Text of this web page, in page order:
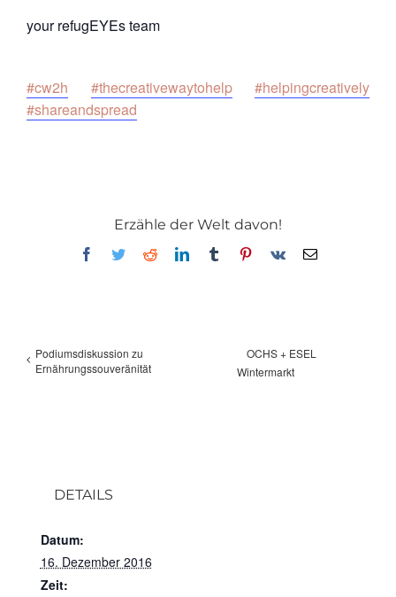
your refugEYEs team
#cw2h #thecreativewaytohelp
#helpingcreatively
#shareandspread
Erzähle der Welt davon!
Facebook
TwitterRedditLinkedInTumblrPinterest
Vk
E-
Podiumsdiskussion zu
Ernährungssouveränität
OCHS + ESEL
Wintermarkt
DETAILS
Datum:
16. Dezember 2016
Zeit: